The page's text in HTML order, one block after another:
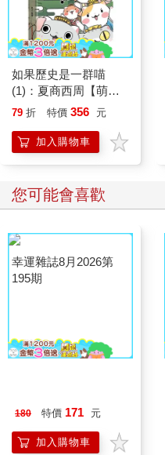
們帶來暖意的立春，則稱為
味著新氣象在天地間蔓延。
輕撥開那層雪白的覆蓋，就
春的氣息，早已在各個不顯眼
＊
立春是一年之中的第一個節
算是真正迎來新的一年。這
祥的習俗。在傳統的「節氣
一天，或許正因如此，人們比
作為農事的起點，立春對農
麥根」的方式，提前占卜一
下的麥子已開始扎根，農夫們
一根，今年則有可能歉收。
碰運氣而已，麥根的多寡，
寒冬。因此，若根部茁壯，自
預測豐收與否還有另一種方
愛的意趣。農村裡的人們相
起放入淺底鍋中乾炒，第一
當年最豐收的作物。無論是
分焦急，期盼著最先從鍋中
得好價錢的那一種吧？在眾
來蹦去，最後「咻」的一聲
著緊張到出汗。
在立春這一天，曾流傳著一
如果歷史是一群喵
(1)：夏商西周【萌貓
漫畫學歷史】(暢銷二
79 折 特價 356 元
加入購物車
您可能會喜歡
180 特價 171 元
加入購物車